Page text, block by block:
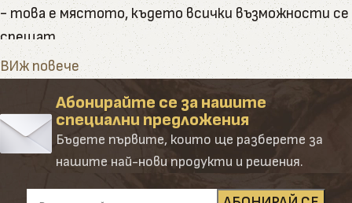
- това е мястото, където всички възможности се
срещат.
Тук ще намерите пълната гама от артикули и
натурални продукти, които Палисандър предлага
Категорията обединява в себе си всички наши
основни направления – от сурови и обработени
дървени материали до завършени продукти и
аксесоари. Създадена е така, че да ориентира
ВИж повече
Абонирайте се за нашите
специални предложения
Бъдете първите, които ще разберете за
нашите най-нови продукти и решения.